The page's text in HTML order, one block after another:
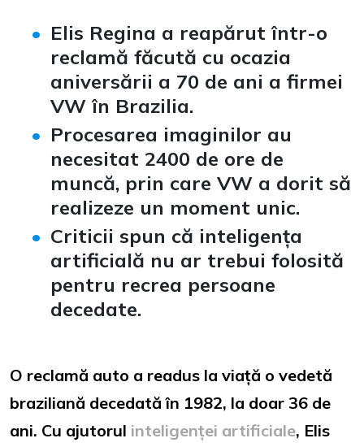
Elis Regina a reapărut într-o
reclamă făcută cu ocazia
aniversării a 70 de ani a firmei
VW în Brazilia.
Procesarea imaginilor au
necesitat 2400 de ore de
muncă, prin care VW a dorit să
realizeze un moment unic.
Criticii spun că inteligența
artificială nu ar trebui folosită
pentru recrea persoane
decedate.
O reclamă auto a readus la viață o vedetă
braziliană decedată în 1982, la doar 36 de
ani. Cu ajutorul inteligenței artificiale, Elis